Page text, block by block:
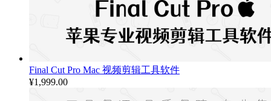
Final Cut Pro Mac 视频剪辑工具软件
¥1,999.00